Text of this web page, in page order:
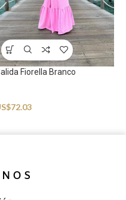
Fiorella Branco
72.03